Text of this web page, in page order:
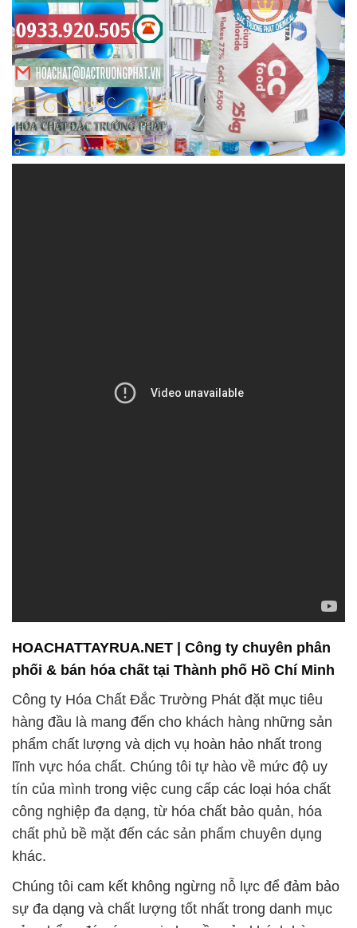
HOACHATTAYRUA.NET | Công ty chuyên phân
phối & bán hóa chất tại Thành phố Hồ Chí Minh
Công ty Hóa Chất Đắc Trường Phát đặt mục tiêu
hàng đầu là mang đến cho khách hàng những sản
phẩm chất lượng và dịch vụ hoàn hảo nhất trong
lĩnh vực hóa chất. Chúng tôi tự hào về mức độ uy
tín của mình trong việc cung cấp các loại hóa chất
công nghiệp đa dạng, từ hóa chất bảo quản, hóa
chất phủ bề mặt đến các sản phẩm chuyên dụng
khác.
Chúng tôi cam kết không ngừng nỗ lực để đảm bảo
sự đa dạng và chất lượng tốt nhất trong danh mục